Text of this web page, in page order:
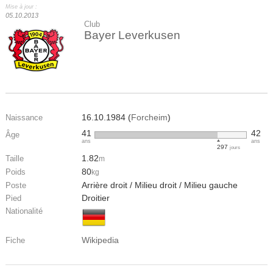
Mise à jour :
05.10.2013
Club
Bayer Leverkusen
Naissance 16.10.1984 (Forcheim)
Âge 41
ans
297 jours
42
ans
Taille 1.82m
Poids 80kg
Poste Arrière droit / Milieu droit / Milieu gauche
Pied Droitier
Nationalité
Fiche Wikipedia